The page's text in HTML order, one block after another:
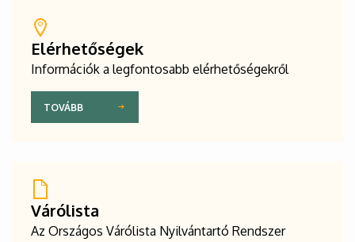
Elérhetőségek
Információk a legfontosabb elérhetőségekről
TOVÁBB
Várólista
Az Országos Várólista Nyilvántartó Rendszer